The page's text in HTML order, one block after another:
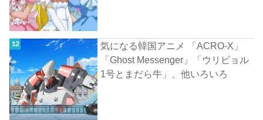
気になる韓国アニメ 「ACRO-X」
「Ghost Messenger」「ウリビョル
1号とまだら牛」、他いろいろ